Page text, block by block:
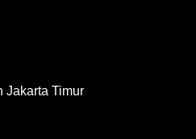
Jakarta Timur